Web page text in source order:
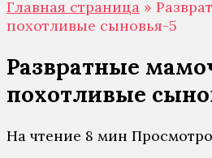
Главная страница »
похотливые сыновья-5
Развратные
похотливые
На чтение 8 мин